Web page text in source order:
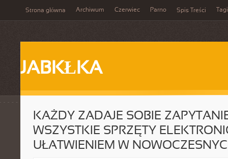
Strona główna Archiwum Czerwiec Parno Spis Treści Tagi
JABKŁKA
KAŻDY ZADAJE SOBIE
WSZYSTKIE SPRZĘTY
UŁATWIENIEM W